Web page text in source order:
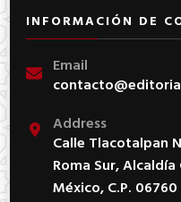
INFORMACIÓN DE
Email
Address
Calle Tlacotalpan
Roma Sur,
México, C.P. 06760